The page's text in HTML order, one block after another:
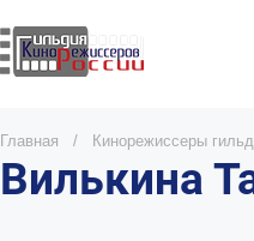
Главная / Кинорежиссеры
Вилькина